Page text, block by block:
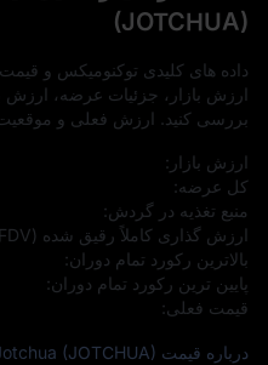
(JOTCHUA)
بررسی کنید. ارزش فعلی و موقعیت
ارزش بازار:
کل عرضه:
منبع تغذیه در گردش:
ارزش‌ گذاری کاملاً رقیق‌ شده (FDV):
بالاترین رکورد تمام دوران:
پایین‌ ترین رکورد تمام دوران:
قیمت فعلی:
درباره قیمت Jotchua (JOTCHUA) بیشتر بدانید